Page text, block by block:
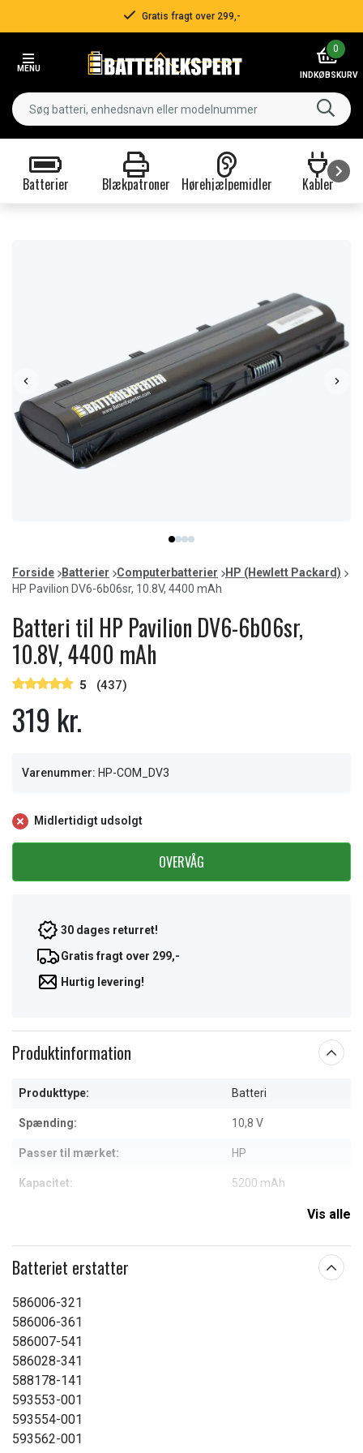
Gratis fragt over 299,-
MENU
0
INDKØBSKURV
Batterier Blækpatroner Hørehjælpemidler Kabler
item
0
item
1
item
2
item
3
of
4
Forside Batterier Computerbatterier
HP (Hewlett Packard)
HP Pavilion DV6-6b06sr, 10.8V, 4400 mAh
Batteri til HP Pavilion DV6-6b06sr,
10.8V, 4400 mAh
5 (437)
319 kr.
Varenummer: HP-COM_DV3
Midlertidigt udsolgt
OVERVÅG
30 dages returret!
Gratis fragt over 299,-
Hurtig levering!
Produktinformation
Produkttype: Batteri
Spænding: 10,8 V
Passer til mærket: HP
Kapacitet: 5200 mAh
Vis alle
Batteriet erstatter
586006-321
586006-361
586007-541
586028-341
588178-141
593553-001
593554-001
593562-001